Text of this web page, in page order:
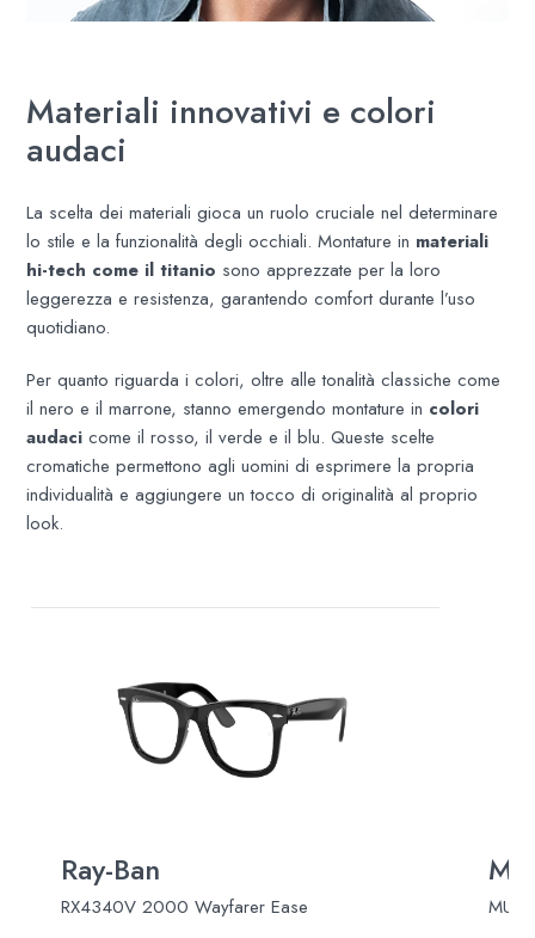
Materiali innovativi e colori
audaci
La scelta dei materiali gioca un ruolo cruciale nel determinare
lo stile e la funzionalità degli occhiali. Montature in materiali
hi-tech come il titanio sono apprezzate per la loro
leggerezza e resistenza, garantendo comfort durante l’uso
quotidiano. ​
Per quanto riguarda i colori, oltre alle tonalità classiche come
il nero e il marrone, stanno emergendo montature in colori
audaci come il rosso, il verde e il blu. Queste scelte
cromatiche permettono agli uomini di esprimere la propria
individualità e aggiungere un tocco di originalità al proprio
look. ​
Ray-Ban
RX4340V 2000 Wayfarer Ease MU